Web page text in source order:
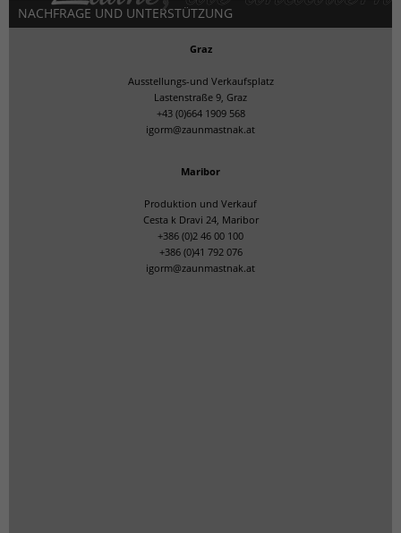
NACHFRAGE UND UNTERSTÜTZUNG
Graz
Ausstellungs-und Verkaufsplatz
Lastenstraße 9, Graz
+43 (0)664 1909 568
igorm@zaunmastnak.at
Maribor
Produktion und Verkauf
Cesta k Dravi 24, Maribor
+386 (0)2 46 00 100
+386 (0)41 792 076
igorm@zaunmastnak.at